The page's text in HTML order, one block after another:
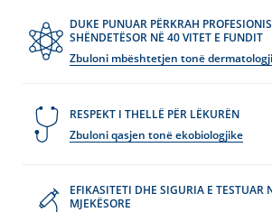
DUKE PUNUAR PËRKRAH
SHËNDETËSOR NË 40 VITET E FUNDIT
Zbuloni mbështetjen tonë
RESPEKT I THELLË PËR LËKURËN
Zbuloni qasjen tonë ekobiologjike
EFIKASITETI DHE SIGURIA E TESTUAR
MJEKËSORE